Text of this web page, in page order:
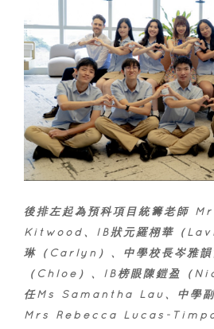
後排左起為預科項目統籌老師
Kitwood、 IB狀元羅栩華（
琳（Carlyn）、中學校長岑雅韻
（Chloe）、IB榜眼陳鎧盈（
任Ms Samantha Lau、中學副
Mrs Rebecca Lucas-